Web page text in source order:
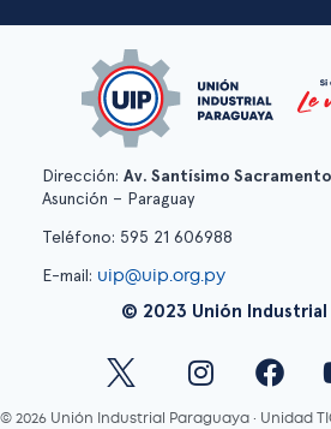
Dirección: Av. Santísimo
Asunción – Paraguay
Teléfono: 595 21 606988
E-mail: uip@uip.org.py
© 2023 Unión Industrial
© 2026 Unión Industrial Paraguaya · Unidad